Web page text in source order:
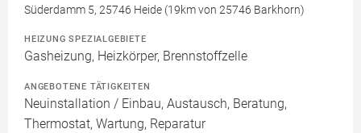
Süderdamm 5, 25746 Heide (19km von 25746 Barkhorn)
HEIZUNG SPEZIALGEBIETE
Gasheizung, Heizkörper, Brennstoffzelle
ANGEBOTENE TÄTIGKEITEN
Neuinstallation / Einbau, Austausch, Beratung,
Thermostat, Wartung, Reparatur